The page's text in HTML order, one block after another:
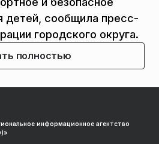
детей, сообщила пресс-
городского округа.
полностью
информационное агентство